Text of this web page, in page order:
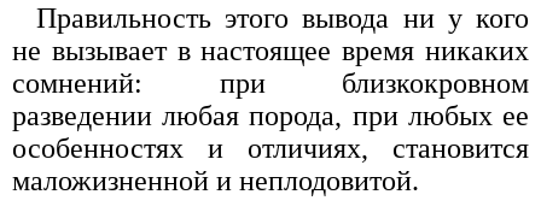
Правильность этого вывода ни у кого
не вызывает в настоящее время никаких
сомнений: при близкокровном
разведении любая порода, при любых ее
особенностях и отличиях, становится
маложизненной и неплодовитой.